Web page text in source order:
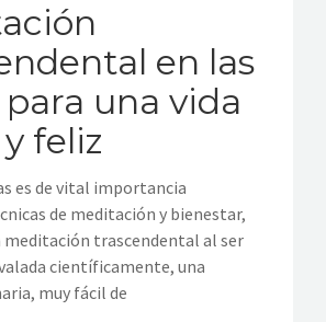
en las
para una vida
feliz
es de vital importancia
de meditación y bienestar,
meditación trascendental al ser
científicamente, una
muy fácil de